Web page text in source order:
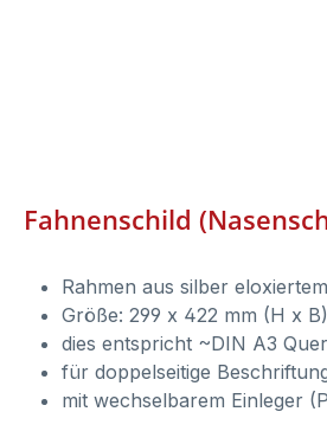
Fahnenschild
Rahmen aus silber
Größe: 299 x 422 mm (H x B)
dies entspricht ~DIN A3
für doppelseitige
mit wechselbarem Einleger